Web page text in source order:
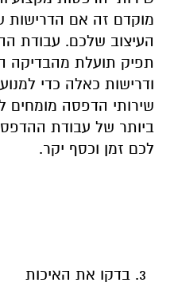
מוקדם זה אם הדרישות
העיצוב שלכם. עבודת
תפיק תועלת מהבדיקה
ודרישות כאלה כדי
שירותי הדפסה
ביותר של עבודת
לכם זמן וכסף יקר.
בדקו את האיכות